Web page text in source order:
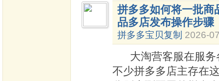
拼多多如何将一批商
品多店发布操作步骤
拼多多宝贝复制 2026-
大淘营客服在服务
不少拼多多店主存在